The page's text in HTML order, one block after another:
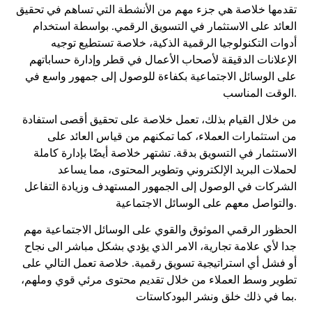
تقدمها خلاصة هي جزء مهم من الأنشطة التي تساهم في تحقيق
العائد على الاستثمار في التسويق الرقمي. بواسطة استخدام
أدوات التكنولوجيا الرقمية الذكية، خلاصة تستطيع توجيه
الإعلانات الدقيقة لأصحاب الأعمال في قطر وإدارة حساباتهم
على الوسائل الاجتماعية بكفاءة للوصول إلى جمهور واسع في
الوقت المناسب.
من خلال القيام بذلك، تعمل خلاصة على تحقيق أقصى استفادة
من استثمارات العملاء، كما تمكنهم من قياس العائد على
الاستثمار في التسويق بدقة. تشتهر خلاصة أيضًا بإدارة كاملة
لحملات البريد الإلكتروني وتطوير المحتوى، مما يساعد
الشركات في الوصول إلى الجمهور المستهدف وزيادة التفاعل
والتواصل معهم على الوسائل الاجتماعية.
الحظور الرقمي الموثوق والقوي على الوسائل الاجتماعية مهم
جدا لأي علامة تجارية، الامر الذي يؤدي بشكل مباشر الى نجاح
أو فشل أي استراتيجية تسويق رقمية. خلاصة تعمل التالي على
تطوير وسط العملاء من خلال تقديم محتوى مرئي قوي وملهم،
بما في ذلك خلق ونشر البودكاستات.